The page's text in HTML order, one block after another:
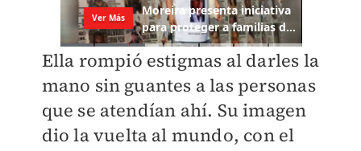
Ella rompió estigmas al darles la
mano sin guantes a las personas
que se atendían ahí. Su imagen
dio la vuelta al mundo, con el